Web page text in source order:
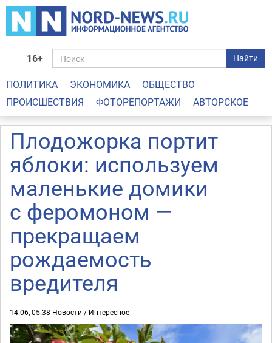
16+ Найти
ПОЛИТИКА ЭКОНОМИКА
ОБЩЕСТВО
ПРОИСШЕСТВИЯ
ФОТОРЕПОРТАЖИ АВТОРСКОЕ
Плодожорка портит
яблоки: используем
маленькие домики
с феромоном —
прекращаем
рождаемость
вредителя
14.06, 05:38 Новости / Интересное